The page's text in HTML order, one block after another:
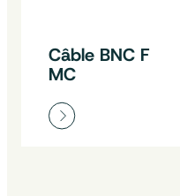
Câble BNC F
MC